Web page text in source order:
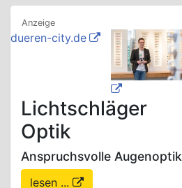
dueren-city.de
Lichtschläger
Optik
Anspruchsvolle Augenoptik
lesen ...